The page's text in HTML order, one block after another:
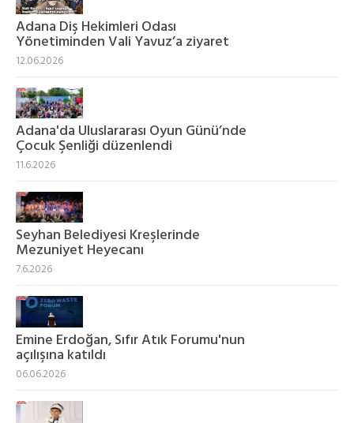
Adana Diş Hekimleri Odası
Yönetiminden Vali Yavuz’a ziyaret
12.06.2026
Adana'da Uluslararası Oyun Günü’nde
Çocuk Şenliği düzenlendi
11.6.2026
Seyhan Belediyesi Kreşlerinde
Mezuniyet Heyecanı
7.6.2026
Emine Erdoğan, Sıfır Atık Forumu'nun
açılışına katıldı
06.06.2026